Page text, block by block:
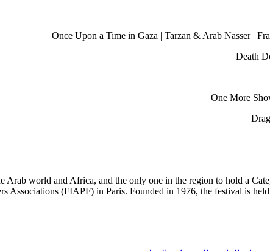
Once Upon a Time in Gaza | Tarzan & Arab Nasser |
Death
One More
Arab world and Africa, and the only one in the region to hold a
Associations (FIAPF) in Paris. Founded in 1976, the festival is